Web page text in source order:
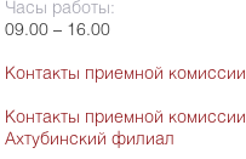
Часы работы:
09.00 – 16.00
Контакты приемной комиссии
Контакты приемной комиссии
Ахтубинский филиал